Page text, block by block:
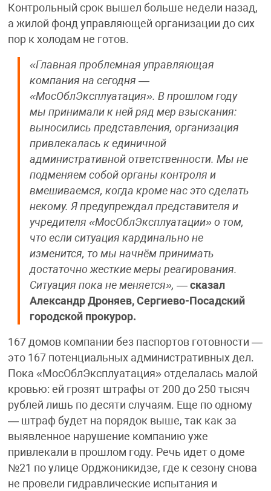
Контрольный срок вышел больше недели назад,
а жилой фонд управляющей организации до сих
пор к холодам не готов.
«Главная проблемная управляющая
компания на сегодня —
«МосОблЭксплуатация». В прошлом году
мы принимали к ней ряд мер взыскания:
выносились представления, организация
привлекалась к единичной
административной ответственности. Мы не
подменяем собой органы контроля и
вмешиваемся, когда кроме нас это сделать
некому. Я предупреждал представителя и
учредителя «МосОблЭксплуатации» о том,
что если ситуация кардинально не
изменится, то мы начнём принимать
достаточно жесткие меры реагирования.
Ситуация пока не меняется», — сказал
Александр Дроняев, Сергиево-Посадский
городской прокурор.
167 домов компании без паспортов готовности —
это 167 потенциальных административных дел.
Пока «МосОблЭксплуатация» отделалась малой
кровью: ей грозят штрафы от 200 до 250 тысяч
рублей лишь по десяти случаям. Еще по одному
— штраф будет на порядок выше, так как за
выявленное нарушение компанию уже
привлекали в прошлом году. Речь идет о доме
№21 по улице Орджоникидзе, где к сезону снова
не провели гидравлические испытания и